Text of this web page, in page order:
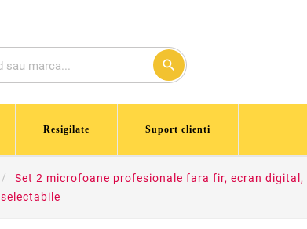
search
Resigilate Suport clienti
Set 2 microfoane profesionale fara fir, ecran digital,
selectabile